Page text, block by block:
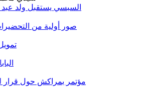
السبسي يستقبل ولد
صور أولية من
مؤتمر بمراكش حول قرار